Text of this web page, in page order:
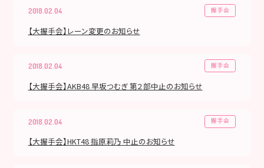
2018.02.04 握手会
【大握手会】レーン変更のお知らせ
2018.02.04 握手会
【大握手会】AKB48 早坂つむぎ 第２部中止のお知らせ
2018.02.04 握手会
【大握手会】HKT48 指原莉乃 中止のお知らせ